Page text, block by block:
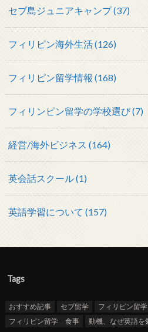
セブ島ジュニアキャンプ (37)
フィリピン海外生活 (126)
フィリピン留学情報 (168)
フィリンピン留学の学校選び (7)
経営/海外ビジネス (164)
英会話スクール (1)
英語学習について (157)
Tags
おすすめ記事 セブ留学 フィリピン留学
フィリピン留学 食事
動機、なぜ英語を